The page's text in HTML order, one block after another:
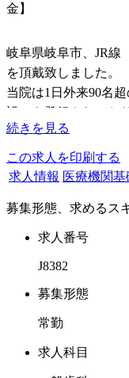
金】
岐阜県岐阜市、JR線
を頂戴致しました。
当院は1日外来90名
設にも登録されてお
この度当院では患者
クターの募集を開始
す。
歯科医師として成長
ス、CT・レーザー
会（費用は医院持ち
モットーは仕事は楽
続きを見る
この求人を印刷する
求人情報 医療機関基
募集形態、求めるス
求人番号
J8382
募集形態
常勤
求人科目